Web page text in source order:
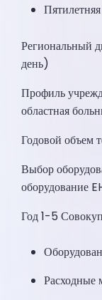
Региональный
день)
Профиль
областная
Годовой объем
Выбор
оборудование
Год 1-5